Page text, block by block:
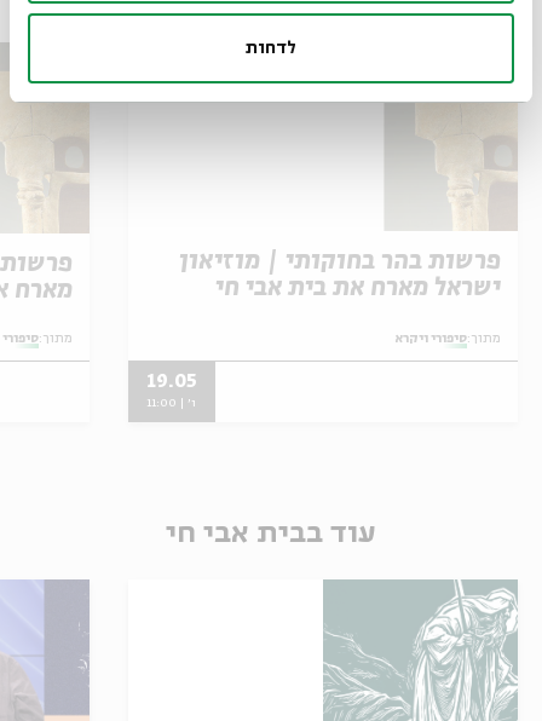
לדחות
פרשות בהר בחוקותי | מוזיאון
ישראל מארח את בית אבי חי
מתוך:סיפורי ויקרא
19.05
ו' | 11:00
פרשות
מארח
מתוך:
עוד בבית אבי חי